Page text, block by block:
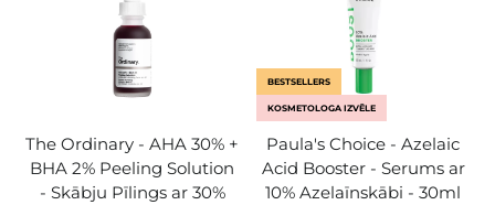
The Ordinary - AHA 30% +
BHA 2% Peeling Solution
- Skābju Pīlings ar 30%
BESTSELLERS
KOSMETOLOGA IZVĒLE
Paula's Choice - Azelaic
Acid Booster - Serums ar
10% Azelaīnskābi - 30ml